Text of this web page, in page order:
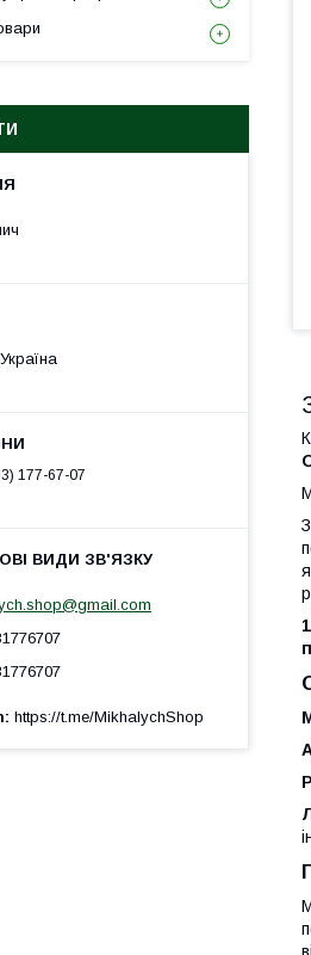
Р
177-67-07
https://t.me/MikhalychShop